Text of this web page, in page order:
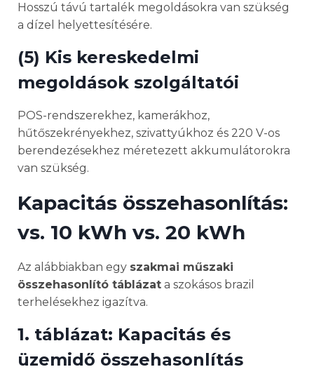
Hosszú távú tartalék megoldásokra van szükség
a dízel helyettesítésére.
(5) Kis kereskedelmi
megoldások szolgáltatói
POS-rendszerekhez, kamerákhoz,
hűtőszekrényekhez, szivattyúkhoz és 220 V-os
berendezésekhez méretezett akkumulátorokra
van szükség.
Kapacitás összehasonlítás:
vs. 10 kWh vs. 20 kWh
Az alábbiakban egy szakmai műszaki
összehasonlító táblázat a szokásos brazil
terhelésekhez igazítva.
1. táblázat: Kapacitás és
üzemidő összehasonlítás